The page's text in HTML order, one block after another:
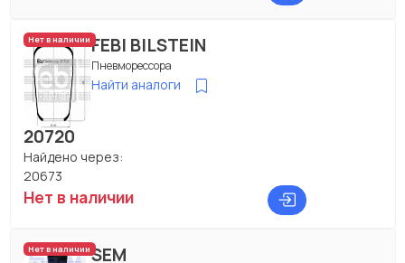
Нет в наличииFEBI BILSTEIN
Пневморессора
Найти аналоги
20720
Найдено через:
20673
Нет в наличии
Нет в наличииSEM